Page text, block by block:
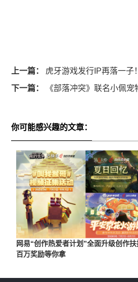
上一篇： 虎牙游戏发行IP再落一子
下一篇：
《部落冲突》联名小佩
你可能感兴趣的文章：
网易“创作热爱者计划”全面升级创作扶
百万奖励等你拿